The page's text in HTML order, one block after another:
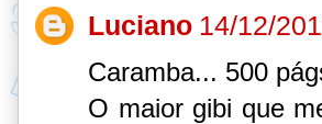
Luciano 14/12/
Caramba... 500
O maior gibi que